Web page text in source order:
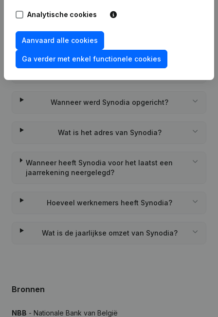
Veelgestelde vragen
Wat is het btw-nummer van Synodia?
Wanneer werd Synodia opgericht?
Wat is het adres van Synodia?
Wanneer heeft Synodia voor het laatst een
jaarrekening neergelegd?
Hoeveel werknemers heeft Synodia?
Wat is de jaarlijkse omzet van Synodia?
Bronnen
NBB - Nationale Bank van België
Analytische cookies
Aanvaard alle cookies
Ga verder met enkel functionele cookies